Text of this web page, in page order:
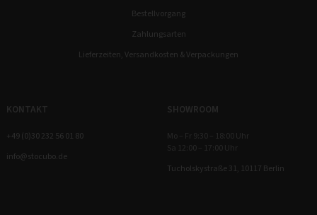
Bestellvorgang
Zahlungsarten
Lieferzeiten, Versandkosten & Verpackungen
KONTAKT
+49 (0)30 232 56 01 80
info@stocubo.de
SHOWROOM
Mo – Fr 9:30 – 18:00 Uhr
Sa 12:00 – 17:00 Uhr
Tucholskystraße 31, 10117 Berlin